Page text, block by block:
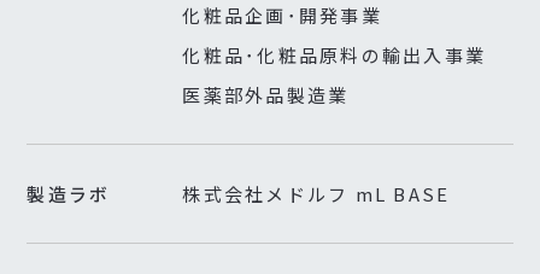
化粧品企画･開発事業
化粧品･化粧品原料の輸出入事業
医薬部外品製造業
製造ラボ 株式会社メドルフ mL BASE